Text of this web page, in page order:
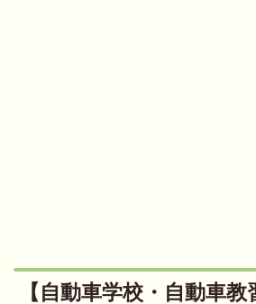
【自動車学校・自動車